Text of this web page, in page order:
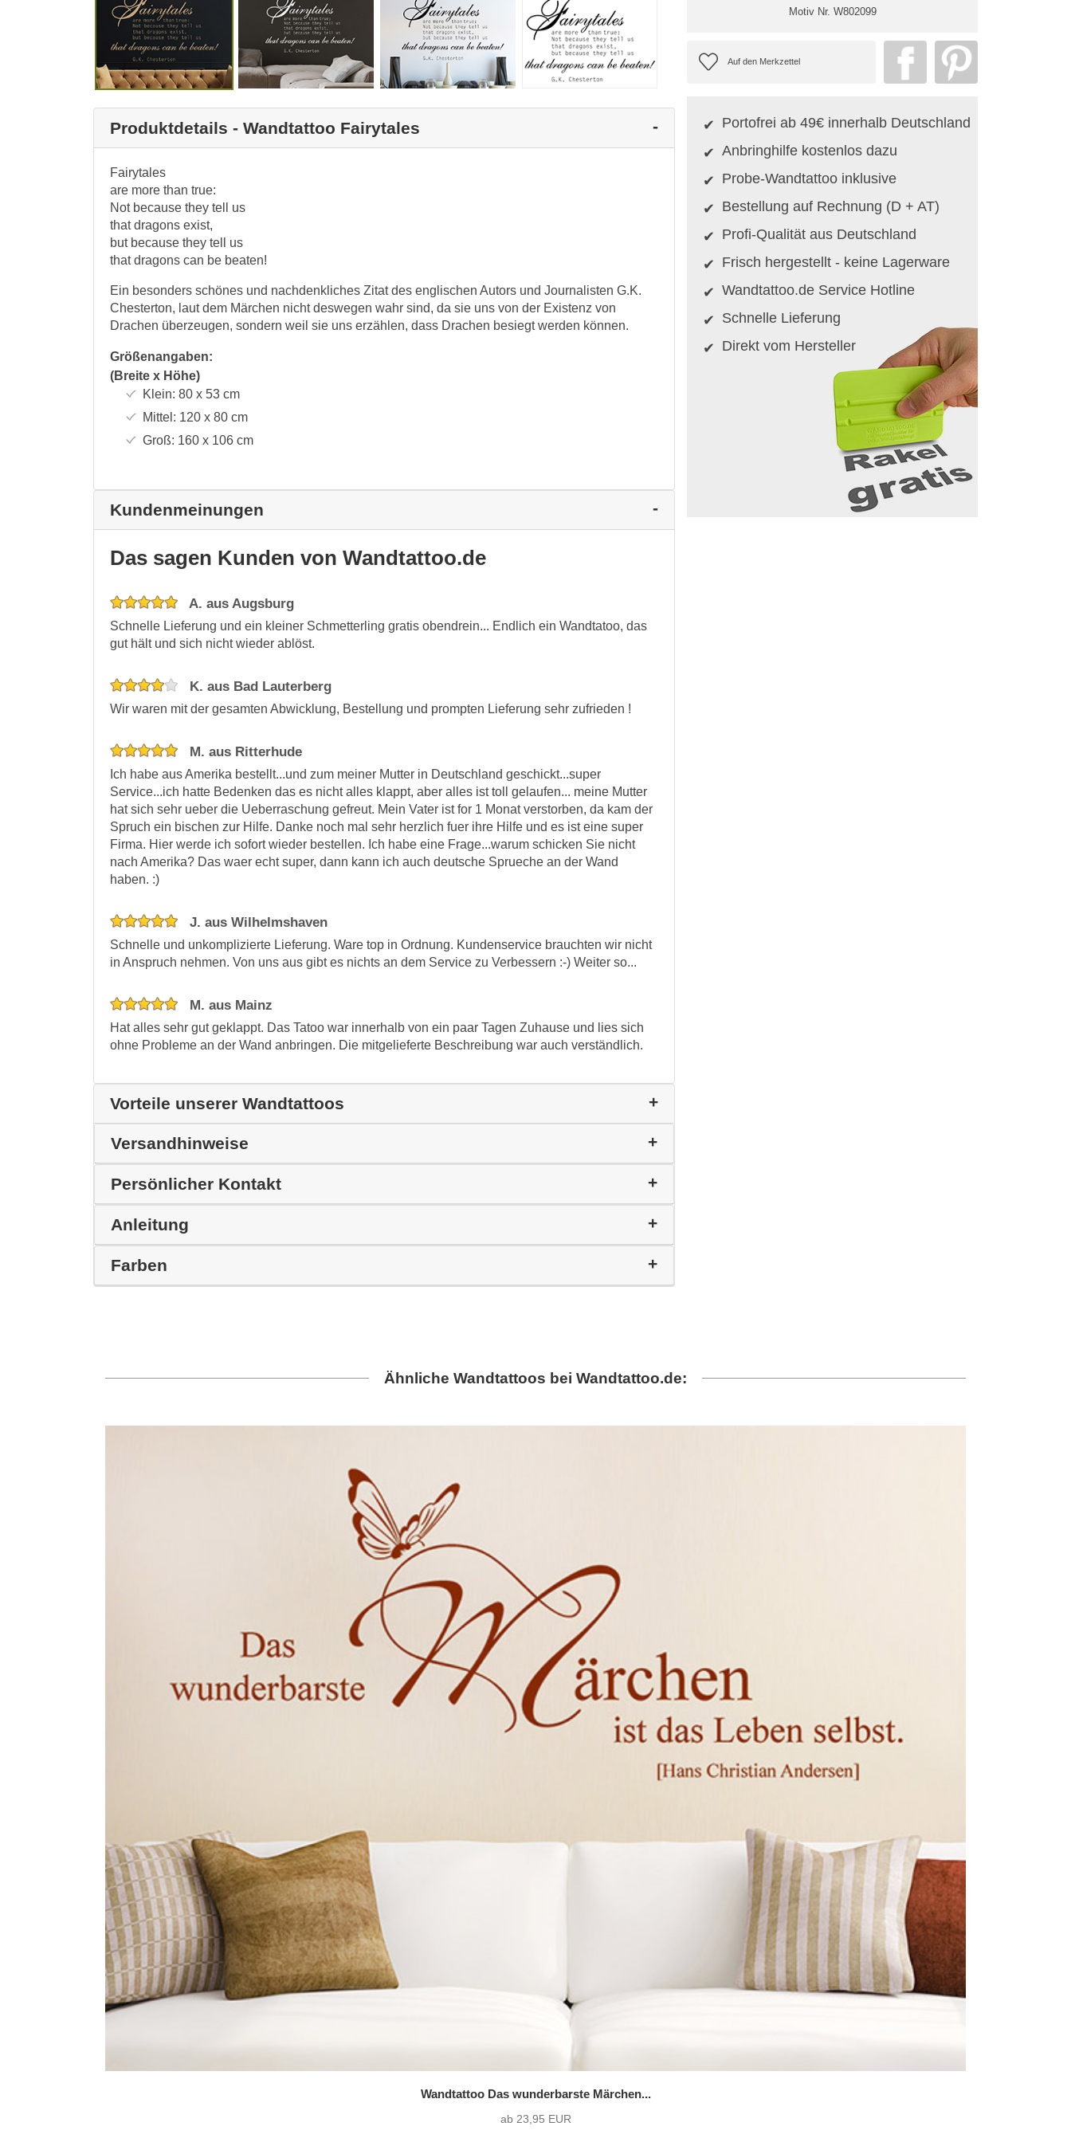
Produktdetails - Wandtattoo Fairytales
Fairytales
are more than true:
Not because they tell us
that dragons exist,
but because they tell us
that dragons can be beaten!
Ein besonders schönes und nachdenkliches Zitat des englischen Autors und Journalisten G.K.
Chesterton, laut dem Märchen nicht deswegen wahr sind, da sie uns von der Existenz von
Drachen überzeugen, sondern weil sie uns erzählen, dass Drachen besiegt werden können.
Größenangaben:
(Breite x Höhe)
Klein: 80 x 53cm
Mittel: 120 x 80cm
Groß: 160 x 106cm
Kundenmeinungen
Das sagen Kunden von Wandtattoo.de
A. aus Augsburg
Schnelle Lieferung und ein kleiner Schmetterling gratis obendrein... Endlich ein Wandtatoo, das
gut hält und sich nicht wieder ablöst.
K. aus Bad Lauterberg
Wir waren mit der gesamten Abwicklung, Bestellung und prompten Lieferung sehr zufrieden !
M. aus Ritterhude
Ich habe aus Amerika bestellt...und zum meiner Mutter in Deutschland geschickt...super
Service...ich hatte Bedenken das es nicht alles klappt, aber alles ist toll gelaufen... meine Mutter
hat sich sehr ueber die Ueberraschung gefreut. Mein Vater ist for 1 Monat verstorben, da kam der
Spruch ein bischen zur Hilfe. Danke noch mal sehr herzlich fuer ihre Hilfe und es ist eine super
Firma. Hier werde ich sofort wieder bestellen. Ich habe eine Frage...warum schicken Sie nicht
nach Amerika? Das waer echt super, dann kann ich auch deutsche Sprueche an der Wand
haben. :)
J. aus Wilhelmshaven
Schnelle und unkomplizierte Lieferung. Ware top in Ordnung. Kundenservice brauchten wir nicht
in Anspruch nehmen. Von uns aus gibt es nichts an dem Service zu Verbessern :-) Weiter so...
M. aus Mainz
Hat alles sehr gut geklappt. Das Tatoo war innerhalb von ein paar Tagen Zuhause und lies sich
ohne Probleme an der Wand anbringen. Die mitgelieferte Beschreibung war auch verständlich.
Vorteile unserer Wandtattoos
Versandhinweise
Persönlicher Kontakt
Anleitung
Farben
Motiv Nr. W802099
Portofrei ab 49€ innerhalb Deutschland
Anbringhilfe kostenlos dazu
Probe-Wandtattoo inklusive
Bestellung auf Rechnung (D + AT)
Profi-Qualität aus Deutschland
Frisch hergestellt - keine Lagerware
Wandtattoo.de Service Hotline
Schnelle Lieferung
Direkt vom Hersteller
Ähnliche Wandtattoos bei Wandtattoo.de:
Wandtattoo Das wunderbarste Märchen...
ab 23,95 EUR